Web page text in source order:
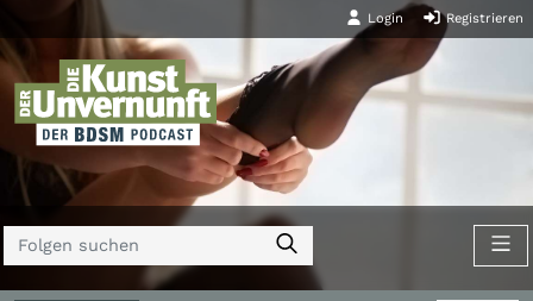
Login Registrieren